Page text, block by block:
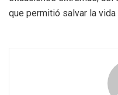
que permitió salvar la